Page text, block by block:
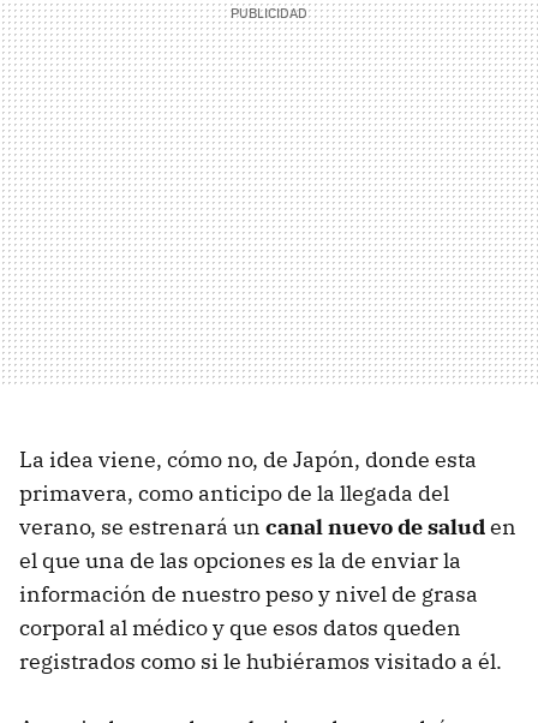
La idea viene, cómo no, de Japón, donde esta
primavera, como anticipo de la llegada del
verano, se estrenará un canal nuevo de saluden
el que una de las opciones es la de enviar la
información de nuestro peso y nivel de grasa
corporal al médico y que esos datos queden
registrados como si le hubiéramos visitado a él.